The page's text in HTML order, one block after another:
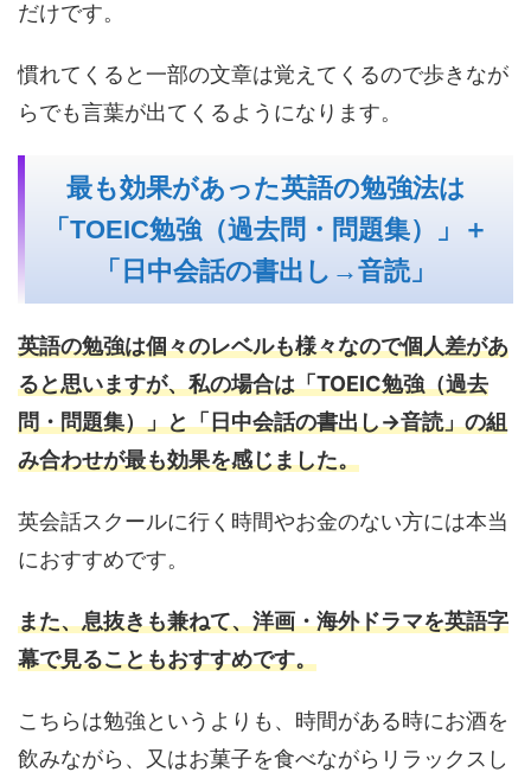
だけです。
慣れてくると一部の文章は覚えてくるので歩きなが
らでも言葉が出てくるようになります。
最も効果があった英語の勉強法は
「TOEIC勉強（過去問・問題集）」＋
「日中会話の書出し→音読」
英語の勉強は個々のレベルも様々なので個人差があ
ると思いますが、私の場合は「TOEIC勉強（過去
問・問題集）」と「日中会話の書出し→音読」の組
み合わせが最も効果を感じました。
英会話スクールに行く時間やお金のない方には本当
におすすめです。
また、息抜きも兼ねて、洋画・海外ドラマを英語字
幕で見ることもおすすめです。
こちらは勉強というよりも、時間がある時にお酒を
飲みながら、又はお菓子を食べながらリラックスし